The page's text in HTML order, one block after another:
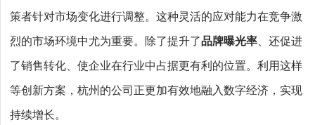
策者针对市场变化进行调整。这种灵活的应对能力在竞争激
烈的市场环境中尤为重要。除了提升了品牌曝光率、还促进
了销售转化、使企业在行业中占据更有利的位置。利用这样
等创新方案，杭州的公司正更加有效地融入数字经济，实现
持续增长。